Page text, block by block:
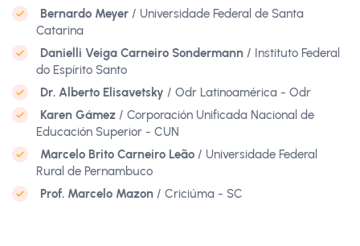
Bernardo Meyer / Universidade Federal de Santa
Catarina
Danielli Veiga Carneiro Sondermann / Instituto Federal
do Espírito Santo
Dr. Alberto Elisavetsky / Odr Latinoamérica - Odr
Karen Gámez / Corporación Unificada Nacional de
Educación Superior - CUN
Marcelo Brito Carneiro Leão / Universidade Federal
Rural de Pernambuco
Prof. Marcelo Mazon / Criciúma - SC